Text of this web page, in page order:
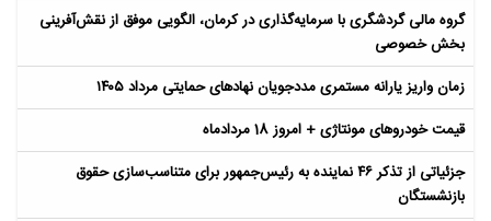
گروه مالی گردشگری با سرمایه‌گذاری در کرمان، الگویی موفق از نقش‌آفرینی
بخش خصوصی
زمان واریز یارانه مستمری مددجویان نهادهای حمایتی مرداد ۱۴۰۵
قیمت خودروهای مونتاژی + امروز 18 مردادماه
جزئیاتی از تذکر ۴۶ نماینده به رئیس‌جمهور برای متناسب‌سازی حقوق
بازنشستگان